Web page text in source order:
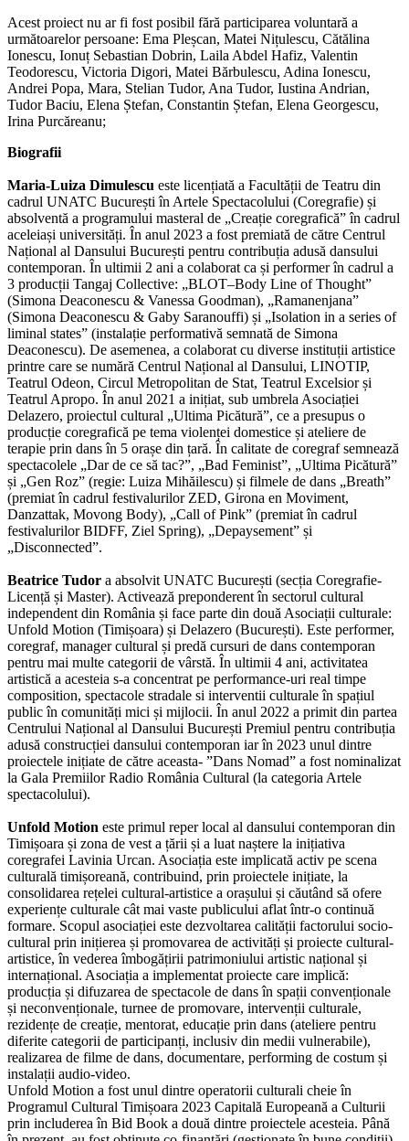
Acest proiect nu ar fi fost posibil fără participarea voluntară a
următoarelor persoane: Ema Pleșcan, Matei Nițulescu, Cătălina
Ionescu, Ionuț Sebastian Dobrin, Laila Abdel Hafiz, Valentin
Teodorescu, Victoria Digori, Matei Bărbulescu, Adina Ionescu,
Andrei Popa, Mara, Stelian Tudor, Ana Tudor, Iustina Andrian,
Tudor Baciu, Elena Ștefan, Constantin Ștefan, Elena Georgescu,
Irina Purcăreanu;
Biografii
Maria-Luiza Dimulescu este licențiată a Facultății de Teatru din
cadrul UNATC București în Artele Spectacolului (Coregrafie) și
absolventă a programului masteral de „Creație coregrafică” în cadrul
aceleiași universități. În anul 2023 a fost premiată de către Centrul
Național al Dansului București pentru contribuția adusă dansului
contemporan. În ultimii 2 ani a colaborat ca și performer în cadrul a
3 producții Tangaj Collective: „BLOT–Body Line of Thought”
(Simona Deaconescu & Vanessa Goodman), „Ramanenjana”
(Simona Deaconescu & Gaby Saranouffi) și „Isolation in a series of
liminal states” (instalație performativă semnată de Simona
Deaconescu). De asemenea, a colaborat cu diverse instituții artistice
printre care se numără Centrul Național al Dansului, LINOTIP,
Teatrul Odeon, Circul Metropolitan de Stat, Teatrul Excelsior și
Teatrul Apropo. În anul 2021 a inițiat, sub umbrela Asociației
Delazero, proiectul cultural „Ultima Picătură”, ce a presupus o
producție coregrafică pe tema violenței domestice și ateliere de
terapie prin dans în 5 orașe din țară. În calitate de coregraf semnează
spectacolele „Dar de ce să tac?”, „Bad Feminist”, „Ultima Picătură”
și „Gen Roz” (regie: Luiza Mihăilescu) și filmele de dans „Breath”
(premiat în cadrul festivalurilor ZED, Girona en Moviment,
Danzattak, Movong Body), „Call of Pink” (premiat în cadrul
festivalurilor BIDFF, Ziel Spring), „Depaysement” și
„Disconnected”.
Beatrice Tudor a absolvit UNATC București (secția Coregrafie-
Licență și Master). Activează preponderent în sectorul cultural
independent din România și face parte din două Asociații culturale:
Unfold Motion (Timișoara) și Delazero (București). Este performer,
coregraf, manager cultural și predă cursuri de dans contemporan
pentru mai multe categorii de vârstă. În ultimii 4 ani, activitatea
artistică a acesteia s-a concentrat pe performance-uri real timpe
composition, spectacole stradale si interventii culturale în spațiul
public în comunități mici și mijlocii. În anul 2022 a primit din partea
Centrului Național al Dansului București Premiul pentru contribuția
adusă construcției dansului contemporan iar în 2023 unul dintre
proiectele inițiate de către aceasta- ”Dans Nomad” a fost nominalizat
la Gala Premiilor Radio România Cultural (la categoria Artele
spectacolului).
Unfold Motion este primul reper local al dansului contemporan din
Timișoara și zona de vest a țării și a luat naștere la inițiativa
coregrafei Lavinia Urcan. Asociația este implicată activ pe scena
culturală timișoreană, contribuind, prin proiectele inițiate, la
consolidarea rețelei cultural-artistice a orașului și căutând să ofere
experiențe culturale cât mai vaste publicului aflat într-o continuă
formare. Scopul asociației este dezvoltarea calității factorului socio-
cultural prin inițierea și promovarea de activități și proiecte cultural-
artistice, în vederea îmbogățirii patrimoniului artistic național și
internațional. Asociația a implementat proiecte care implică:
producția și difuzarea de spectacole de dans în spații convenționale
și neconvenționale, turnee de promovare, intervenții culturale,
rezidențe de creație, mentorat, educație prin dans (ateliere pentru
diferite categorii de participanți, inclusiv din medii vulnerabile),
realizarea de filme de dans, documentare, performing de costum și
instalații audio-video.
Unfold Motion a fost unul dintre operatorii culturali cheie în
Programul Cultural Timișoara 2023 Capitală Europeană a Culturii
prin includerea în Bid Book a două dintre proiectele acesteia. Până